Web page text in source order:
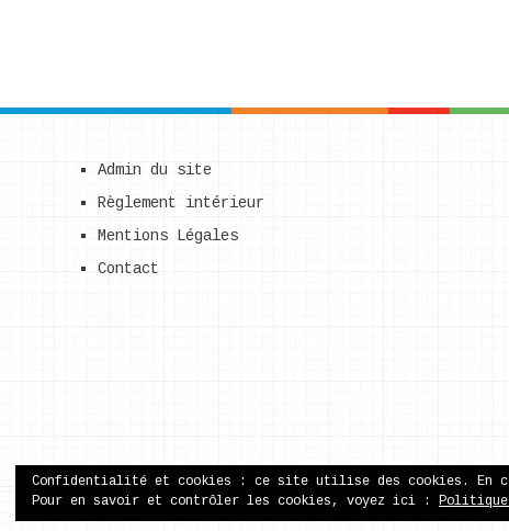
Admin du site
Règlement intérieur
Mentions Légales
Contact
Copyright © 2026.
Confidentialité et cookies : ce site utilise des cookies. En
Pour en savoir et contrôler les cookies, voyez ici : Politique